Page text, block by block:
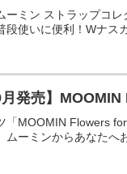
ーミン ストラップコ
段使いに便利！Wナ
月発売】
「MOOMIN Flowers
ムーミンからあなた